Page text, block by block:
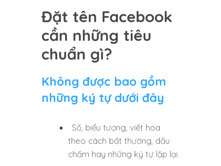
Đặt tên Facebook
cần những tiêu
chuẩn gì?
Không được bao gồm
những ký tự dưới đây
Số, biểu tượng, viết hoa
theo cách bất thường, dấu
chấm hay những ký tự lặp lại.